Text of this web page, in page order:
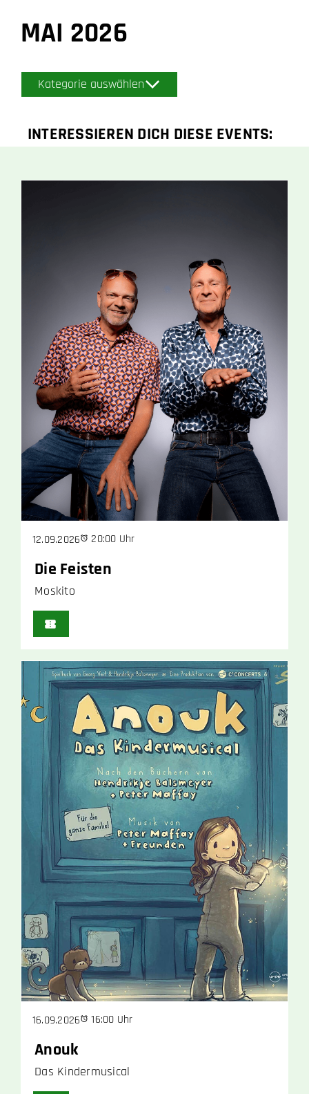
MAI 2026
Kategorie auswählen
INTERESSIEREN DICH DIESE EVENTS:
12.09.2026 20:00 Uhr
Die Feisten
Moskito
16.09.2026 16:00 Uhr
Anouk
Das Kindermusical